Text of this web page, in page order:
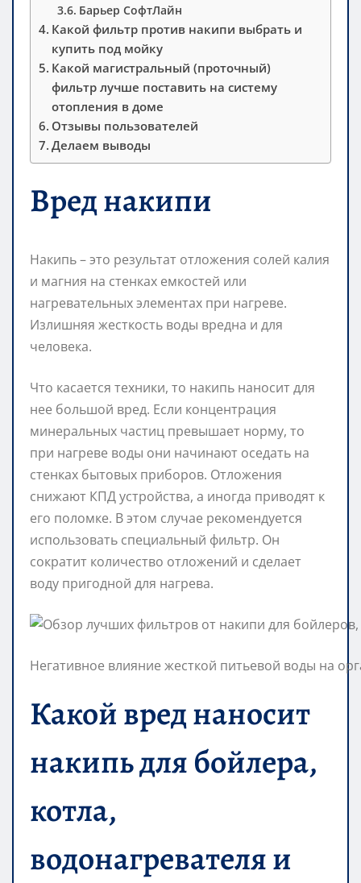
Барьер СофтЛайн
Какой фильтр против накипи выбрать и
купить под мойку
Какой магистральный (проточный)
фильтр лучше поставить на систему
отопления в доме
Отзывы пользователей
Делаем выводы
Вред накипи
Накипь – это результат отложения солей калия
и магния на стенках емкостей или
нагревательных элементах при нагреве.
Излишняя жесткость воды вредна и для
человека.
Что касается техники, то накипь наносит для
нее большой вред. Если концентрация
минеральных частиц превышает норму, то
при нагреве воды они начинают оседать на
стенках бытовых приборов. Отложения
снижают КПД устройства, а иногда приводят к
его поломке. В этом случае рекомендуется
использовать специальный фильтр. Он
сократит количество отложений и сделает
воду пригодной для нагрева.
Негативное влияние жесткой питьевой воды на
Какой вред наносит
накипь для бойлера,
котла,
водонагревателя и